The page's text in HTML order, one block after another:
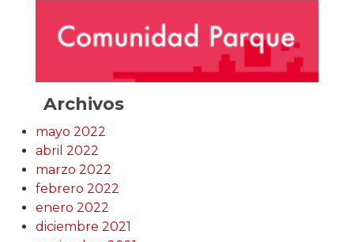
Archivos
mayo 2022
abril 2022
marzo 2022
febrero 2022
enero 2022
diciembre 2021